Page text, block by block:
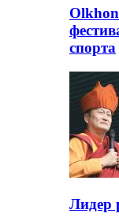
спорта
Лидер